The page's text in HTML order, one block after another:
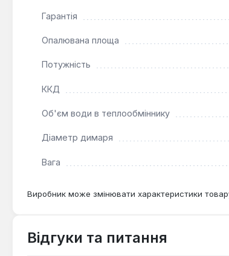
Гарантія
Опалювана площа
Потужність
ККД
Об'єм води в теплообміннику
Діаметр димаря
Вага
Виробник може змінювати характеристики
Відгуки та питання